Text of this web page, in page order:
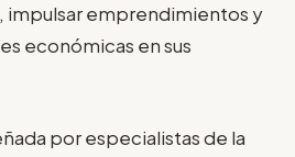
impulsar emprendimientos y
económicas en sus
por especialistas de la